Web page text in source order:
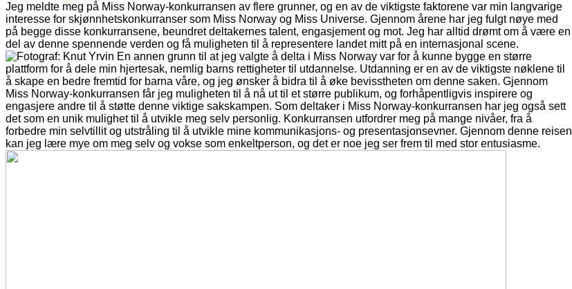
Jeg meldte meg på Miss Norway-konkurransen av flere grunner, og en av de viktigste faktorene var min langvarige
interesse for skjønnhetskonkurranser som Miss Norway og Miss Universe. Gjennom årene har jeg fulgt nøye med
på begge disse konkurransene, beundret deltakernes talent, engasjement og mot. Jeg har alltid drømt om å være en
del av denne spennende verden og få muligheten til å representere landet mitt på en internasjonal scene.
En annen grunn til at jeg valgte å delta i Miss Norway var for å kunne bygge en større
plattform for å dele min hjertesak, nemlig barns rettigheter til utdannelse. Utdanning er en av de viktigste nøklene til
å skape en bedre fremtid for barna våre, og jeg ønsker å bidra til å øke bevisstheten om denne saken. Gjennom
Miss Norway-konkurransen får jeg muligheten til å nå ut til et større publikum, og forhåpentligvis inspirere og
engasjere andre til å støtte denne viktige sakskampen. Som deltaker i Miss Norway-konkurransen har jeg også sett
det som en unik mulighet til å utvikle meg selv personlig. Konkurransen utfordrer meg på mange nivåer, fra å
forbedre min selvtillit og utstråling til å utvikle mine kommunikasjons- og presentasjonsevner. Gjennom denne reisen
kan jeg lære mye om meg selv og vokse som enkeltperson, og det er noe jeg ser frem til med stor entusiasme.